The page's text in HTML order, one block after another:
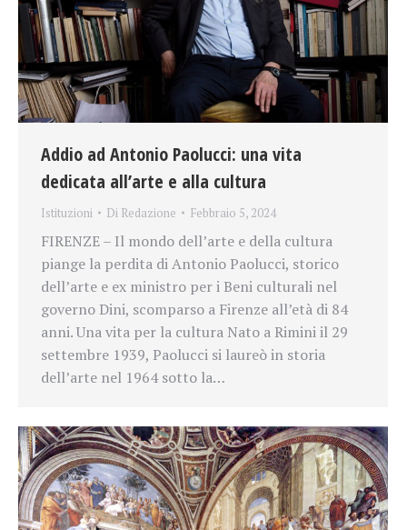
Addio ad Antonio Paolucci: una vita
dedicata all’arte e alla cultura
Istituzioni Di Redazione Febbraio 5, 2024
FIRENZE – Il mondo dell’arte e della cultura
piange la perdita di Antonio Paolucci, storico
dell’arte e ex ministro per i Beni culturali nel
governo Dini, scomparso a Firenze all’età di 84
anni. Una vita per la cultura Nato a Rimini il 29
settembre 1939, Paolucci si laureò in storia
dell’arte nel 1964 sotto la…